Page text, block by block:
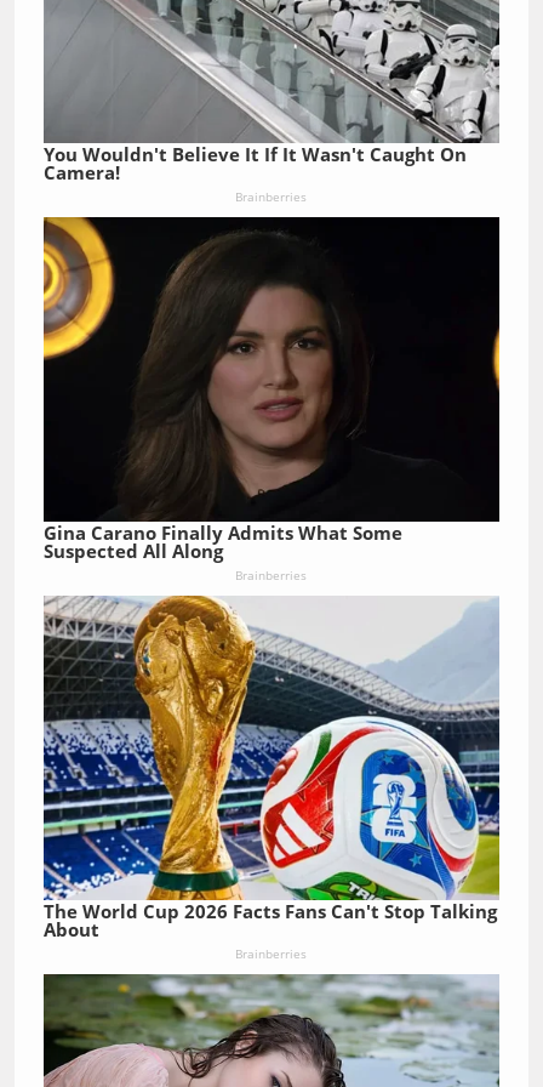
You Wouldn't Believe It If It Wasn't Caught On
Camera!
Brainberries
Gina Carano Finally Admits What Some
Suspected All Along
Brainberries
The World Cup 2026 Facts Fans Can't Stop Talking
About
Brainberries